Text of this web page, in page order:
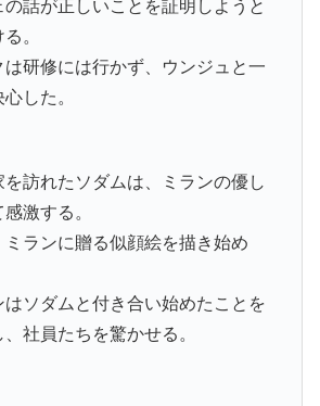
話が正しいことを証明しようと
。
研修には行かず、ウンジュと一
した。
訪れたソダムは、ミランの優し
激する。
ミランに贈る似顔絵を描き始め
ソダムと付き合い始めたことを
、社員たちを驚かせる。